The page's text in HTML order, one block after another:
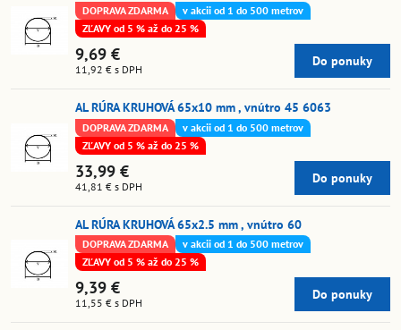
DOPRAVA ZDARMA
v akcii od 1 do 500 metrov
ZĽAVY od 5 % až do 25 %
9,69 €
11,92 € s DPH
Do ponuky
AL RÚRA KRUHOVÁ 65x10 mm , vnútro 45 6063
DOPRAVA ZDARMA
v akcii od 1 do 500 metrov
ZĽAVY od 5 % až do 25 %
33,99 €
41,81 € s DPH
Do ponuky
AL RÚRA KRUHOVÁ 65x2.5 mm , vnútro 60
DOPRAVA ZDARMA
v akcii od 1 do 500 metrov
ZĽAVY od 5 % až do 25 %
9,39 €
11,55 € s DPH
Do ponuky